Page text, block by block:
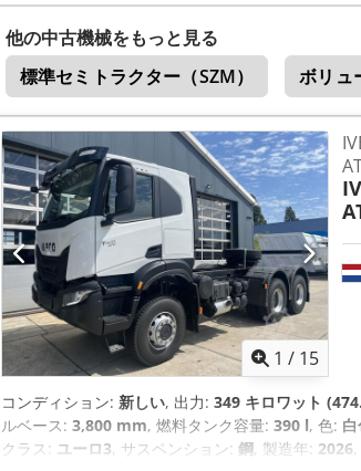
他の中古機械をもっと見る
標準セミトラクター（SZM）
ボリュ
1 / 15
コンディション: 新しい, 出力: 349 キロワット
ルベース: 3,800 mm, 燃料タンク容量: 390 l, 色:
クラス: ユーロ3, サスペンション: 鋼, 製造年: 2026,